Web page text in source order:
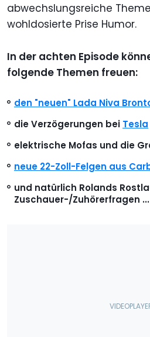
abwechslungsreiche
wohldosierte Prise Humor.
In der achten Episode
folgende Themen freuen:
den "neuen" Lada Niva
die Verzögerungen bei Tesla
elektrische Mofas und die
neue 22-Zoll-Felgen aus
und natürlich Rolands
Zuschauer-/Zuhörerfragen ...